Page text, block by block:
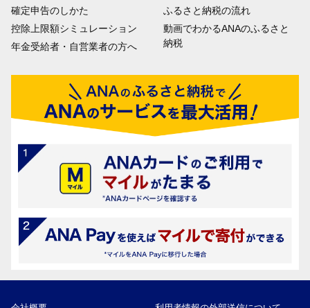
確定申告のしかた
控除上限額シミュレーション
年金受給者・自営業者の方へ
ふるさと納税の流れ
動画でわかるANAのふるさと
納税